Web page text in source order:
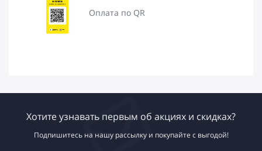
Оплата по QR
Хотите узнавать первым об акциях и скидках?
Подпишитесь на нашу рассылку и покупайте с выгодой!